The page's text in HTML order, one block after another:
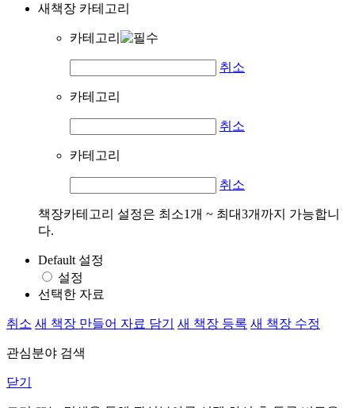
새책장 카테고리
카테고리
취소
카테고리
취소
카테고리
취소
책장카테고리 설정은 최소1개 ~ 최대3개까지 가능합니
다.
Default 설정
설정
선택한 자료
취소 새 책장 만들어 자료 담기 새 책장 등록 새 책장 수정
관심분야 검색
닫기